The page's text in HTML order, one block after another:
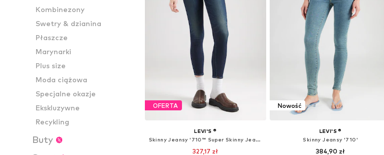
Kombinezony
Swetry & dzianina
Płaszcze
Marynarki
Plus size
Moda ciążowa
Specjalne okazje
Ekskluzywne
Recykling
Buty
OFERTA
LEVI'S ®
Skinny Jeansy '710™ Super Skinny Jeans'
327,17 zł
Nowość
LEVI'S ®
Skinny Jeansy '710'
384,90 zł